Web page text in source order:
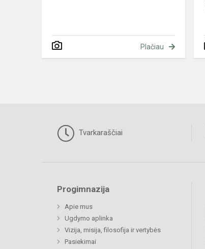
Plačiau
Tvarkaraščiai
Progimnazija
Apie mus
Ugdymo aplinka
Vizija, misija, filosofija ir vertybės
Pasiekimai